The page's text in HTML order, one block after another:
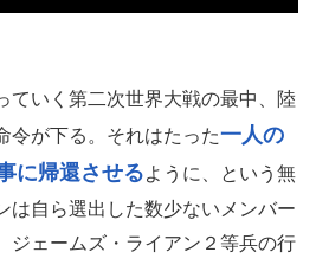
ていく第二次世界大戦の最中、陸
令が下る。それはたった一人の
に帰還させるように、という無
は自ら選出した数少ないメンバー
ジェームズ・ライアン２等兵の行